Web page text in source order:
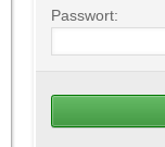
Passwort: